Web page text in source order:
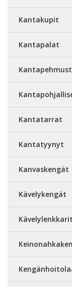
Kantakupit
Kantapalat
Kantatarrat
Kantatyynyt
Kanvaskengät
Kävelykengät
Kävelylenkkarit